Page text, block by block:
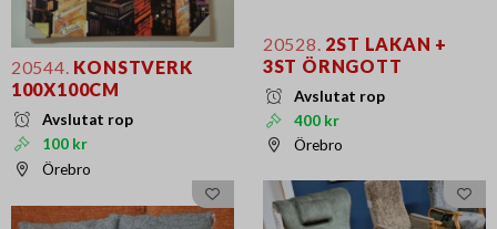
20544. KONSTVERK
100X100CM
Avslutat rop
100 kr
Örebro
20528. 2ST LAKAN +
3ST ÖRNGOTT
Avslutat rop
400 kr
Örebro